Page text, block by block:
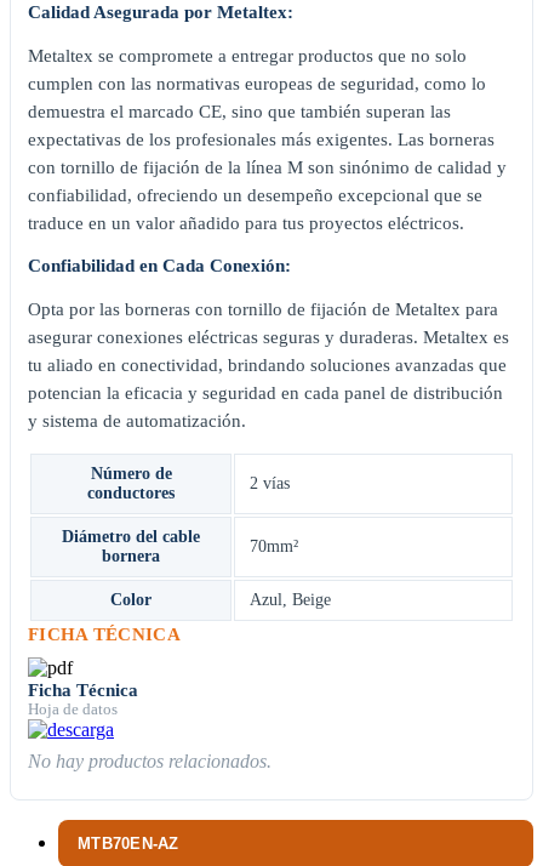
MTB70EN-AZ
Calidad Asegurada por Metaltex:
Metaltex se compromete a entregar productos que no solo
cumplen con las normativas europeas de seguridad, como lo
demuestra el marcado CE, sino que también superan las
expectativas de los profesionales más exigentes. Las borneras
con tornillo de fijación de la línea M son sinónimo de calidad y
confiabilidad, ofreciendo un desempeño excepcional que se
traduce en un valor añadido para tus proyectos eléctricos.
Confiabilidad en Cada Conexión:
Opta por las borneras con tornillo de fijación de Metaltex para
asegurar conexiones eléctricas seguras y duraderas. Metaltex es
tu aliado en conectividad, brindando soluciones avanzadas que
potencian la eficacia y seguridad en cada panel de distribución
y sistema de automatización.
Número de
conductores
2 vías
Diámetro del cable
bornera
70mm²
Color Azul, Beige
FICHA TÉCNICA
Ficha Técnica
Hoja de datos
No hay productos relacionados.